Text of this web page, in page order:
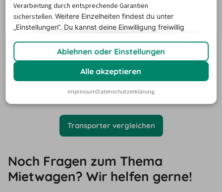
Achtung! Alle Versicherungen gelten
nur, wenn Du selbst oder ein
angemeldeter Zusatzfahrer am
nicht versichert!
Transporter vergleichen
Noch Fragen zum Thema
Mietwagen? Wir helfen gerne!
Verarbeitung durch entsprechende Garantien
sicherstellen.Weitere Einzelheiten findest du unter
„Einstellungen“. Du kannst deine Einwilligung freiwillig
Ablehnen oder Einstellungen
Alle akzeptieren
ImpressumDatenschutzerklärung